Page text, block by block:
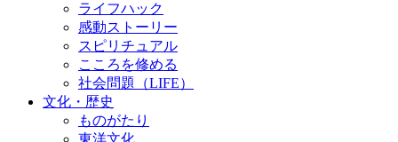
ライフハック
感動ストーリー
スピリチュアル
こころを修める
社会問題（LIFE）
文化・歴史
ものがたり